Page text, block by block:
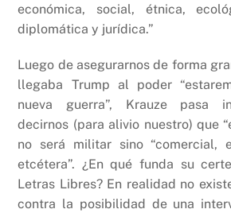
económica, social, étnica,
diplomática y jurídica.”
Luego de asegurarnos de forma
llegaba Trump al poder
nueva guerra”, Krauze pasa
decirnos (para alivio nuestro) que
no será militar sino “comercial,
etcétera”. ¿En qué funda su
Letras Libres? En realidad no
contra la posibilidad de una